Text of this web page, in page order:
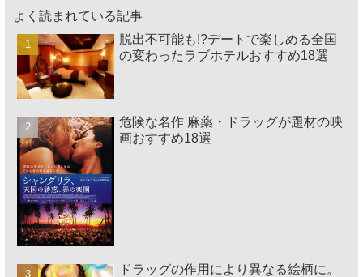
よく読まれている記事
脱出不可能も!?デートで楽しめる全国
の変わったラブホテルおすすめ18選
危険な名作 麻薬・ドラッグが題材の映
画おすすめ18選
ドラッグの作用により異なる絵柄に。